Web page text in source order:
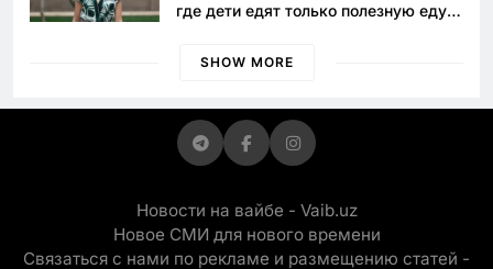
где дети едят только полезную еду.
просить «кашу без сахара»
SHOW MORE
Новости на вайбе - Vaib.uz
Новое СМИ для нового времени
Связаться с нами по рекламе и размещению статей -